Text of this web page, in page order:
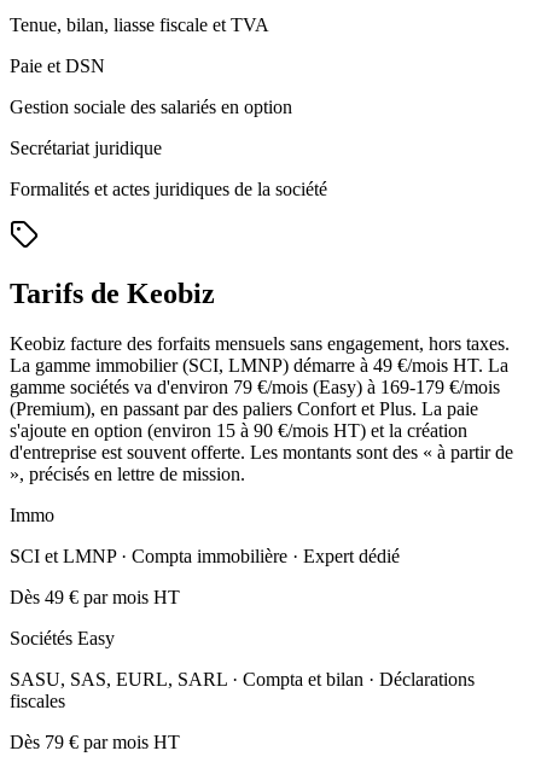
Tenue, bilan, liasse fiscale et TVA
Paie et DSN
Gestion sociale des salariés en option
Secrétariat juridique
Formalités et actes juridiques de la société
Tarifs de Keobiz
Keobiz facture des forfaits mensuels sans engagement, hors taxes.
La gamme immobilier (SCI, LMNP) démarre à 49 €/mois HT. La
gamme sociétés va d'environ 79 €/mois (Easy) à 169-179 €/mois
(Premium), en passant par des paliers Confort et Plus. La paie
s'ajoute en option (environ 15 à 90 €/mois HT) et la création
d'entreprise est souvent offerte. Les montants sont des « à partir de
», précisés en lettre de mission.
Immo
SCI et LMNP · Compta immobilière · Expert dédié
Dès 49 € par mois HT
Sociétés Easy
SASU, SAS, EURL, SARL · Compta et bilan · Déclarations
fiscales
Dès 79 € par mois HT